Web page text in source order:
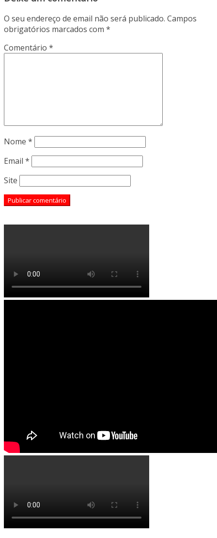
O seu endereço de email não será publicado. Campos
obrigatórios marcados com *
Comentário *
Nome *
Email *
Site